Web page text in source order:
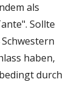
als
Sollte
haben,
durch